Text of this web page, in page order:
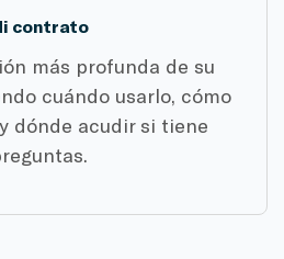
contrato
más profunda de su
cuándo usarlo, cómo
dónde acudir si tiene